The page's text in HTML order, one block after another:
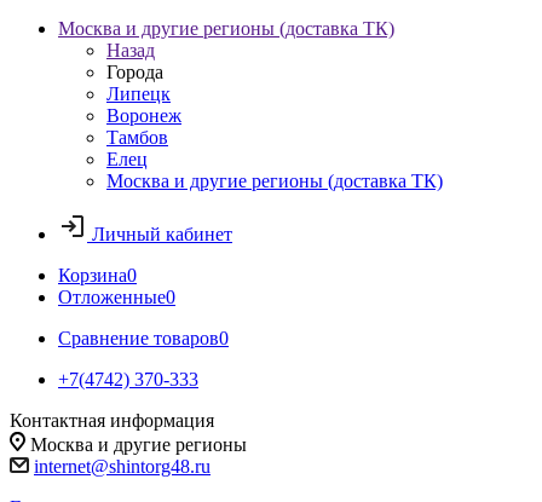
Москва и другие регионы (доставка ТК)
Назад
Города
Липецк
Воронеж
Тамбов
Елец
Москва и другие регионы (доставка ТК)
Личный кабинет
Корзина0
Отложенные0
Сравнение товаров0
+7(4742) 370-333
Контактная информация
Москва и другие регионы
internet@shintorg48.ru